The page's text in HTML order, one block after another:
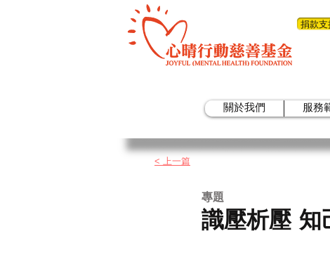
捐款支
關於我們 服務
< 上一篇
​專題
識壓析壓 知